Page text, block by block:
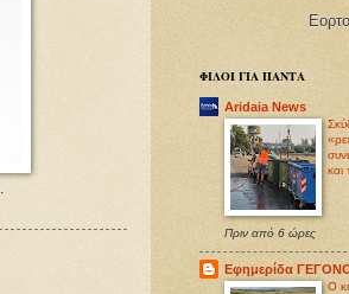
ΦΙΛΟΙ ΓΙΑ ΠΑΝΤΑ
Aridaia News
και
Πριν από 6 ώρες
Εφημερίδα
O